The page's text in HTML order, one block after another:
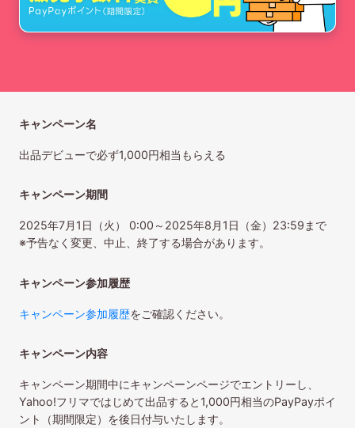
キャンペーン名
出品デビューで必ず1,000円相当もらえる
キャンペーン期間
2025年7月1日（火） 0:00～2025年8月1日（金）23:59まで
※予告なく変更、中止、終了する場合があります。
キャンペーン参加履歴
キャンペーン参加履歴をご確認ください。
キャンペーン内容
キャンペーン期間中にキャンペーンページでエントリーし、
Yahoo!フリマではじめて出品すると1,000円相当のPayPayポイ
ント（期間限定）を後日付与いたします。